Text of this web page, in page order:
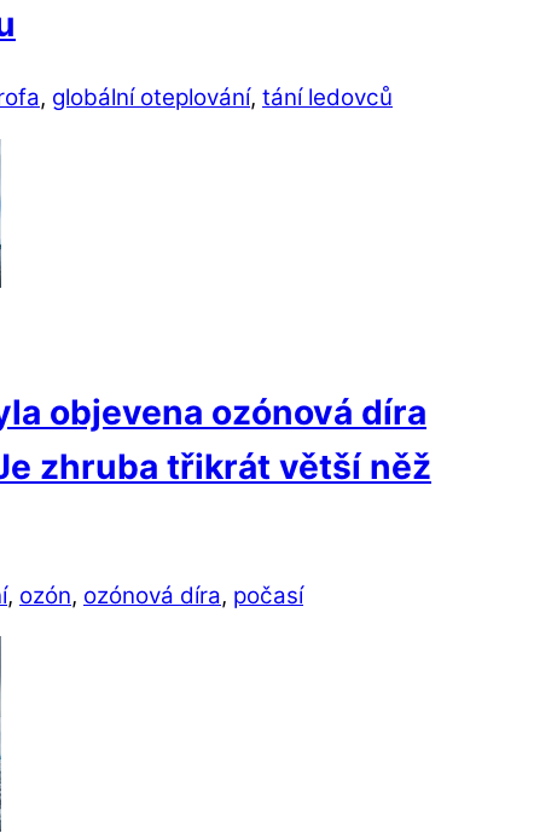
, globální oteplování, tání ledovců
objevena ozónová díra
zhruba třikrát větší něž
, ozón, ozónová díra, počasí